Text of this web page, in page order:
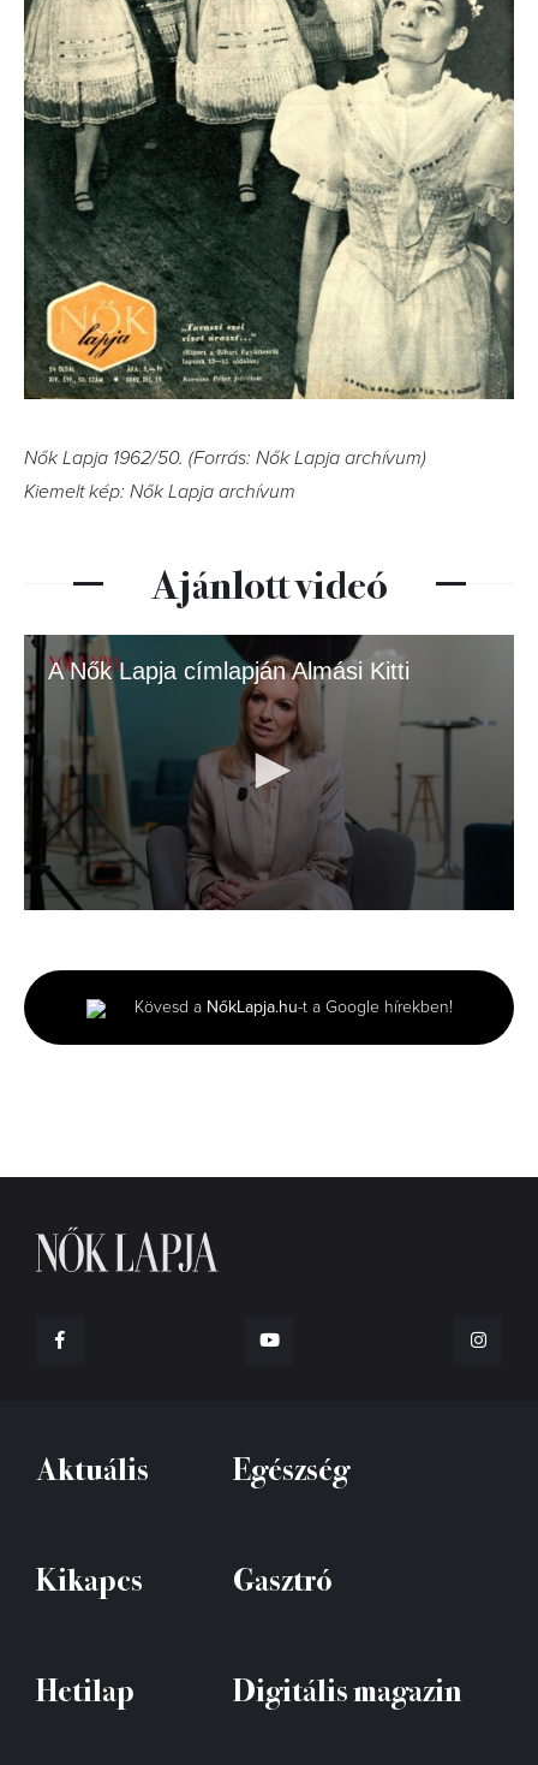
Nők Lapja 1962/50. (Forrás: Nők Lapja archívum)
Kiemelt kép: Nők Lapja archívum
Ajánlott videó
A Nők Lapja címlapján Almási Kitti
minutes,
25
seconds
Kövesd a NőkLapja.hu-t a Google hírekben!
Aktuális Egészség
Kikapcs Gasztró
Hetilap Digitális magazin